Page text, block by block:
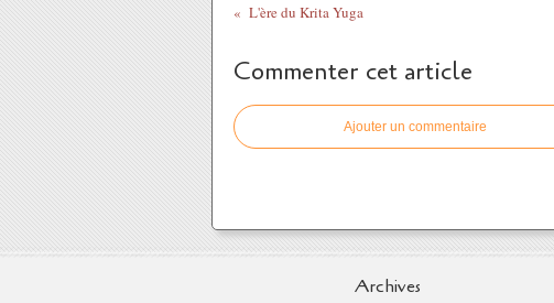
L'ère du Krita Yuga
Commenter cet article
Ajouter un commentaire
Archives